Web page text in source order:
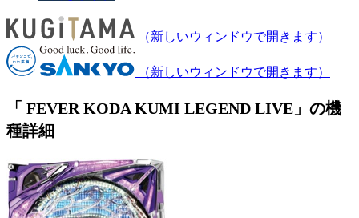
（新しいウィンドウで開きます）
（新しいウィンドウで開きます）
「 FEVER KODA KUMI LEGEND LIVE」の機
種詳細